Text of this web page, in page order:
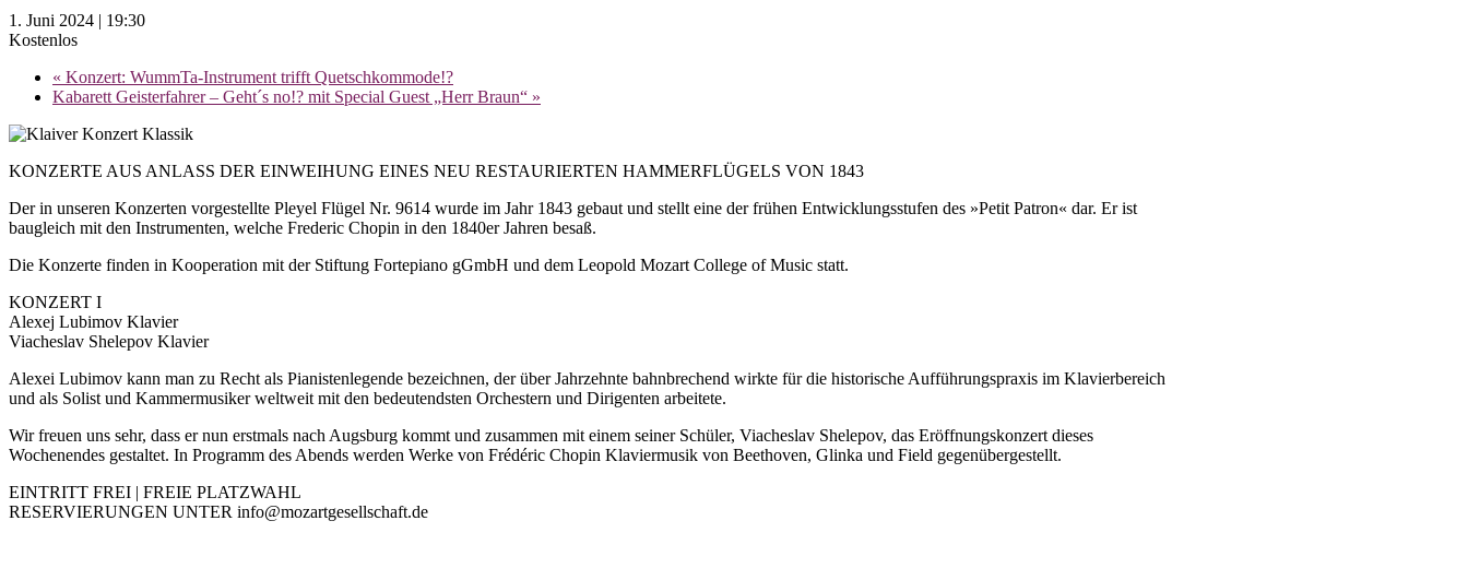
1. Juni 2024 | 19:30
Kostenlos
« Konzert: WummTa-Instrument trifft Quetschkommode!?
Kabarett Geisterfahrer – Geht´s no!? mit Special Guest „Herr Braun“ »
KONZERTE AUS ANLASS DER EINWEIHUNG EINES NEU RESTAURIERTEN HAMMERFLÜGELS VON 1843
Der in unseren Konzerten vorgestellte Pleyel Flügel Nr. 9614 wurde im Jahr 1843 gebaut und stellt eine der frühen Entwicklungsstufen des »Petit Patron« dar. Er ist
baugleich mit den Instrumenten, welche Frederic Chopin in den 1840er Jahren besaß.
Die Konzerte finden in Kooperation mit der Stiftung Fortepiano gGmbH und dem Leopold Mozart College of Music statt.
KONZERT I
Alexej Lubimov Klavier
Viacheslav Shelepov Klavier
Alexei Lubimov kann man zu Recht als Pianistenlegende bezeichnen, der über Jahrzehnte bahnbrechend wirkte für die historische Aufführungspraxis im Klavierbereich
und als Solist und Kammermusiker weltweit mit den bedeutendsten Orchestern und Dirigenten arbeitete.
Wir freuen uns sehr, dass er nun erstmals nach Augsburg kommt und zusammen mit einem seiner Schüler, Viacheslav Shelepov, das Eröffnungskonzert dieses
Wochenendes gestaltet. In Programm des Abends werden Werke von Frédéric Chopin Klaviermusik von Beethoven, Glinka und Field gegenübergestellt.
EINTRITT FREI | FREIE PLATZWAHL
RESERVIERUNGEN UNTER info@mozartgesellschaft.de